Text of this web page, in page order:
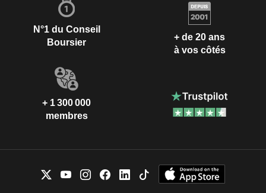
N°1 du Conseil
Boursier
+ de 20 ans
à vos côtés
+ 1 300 000
membres